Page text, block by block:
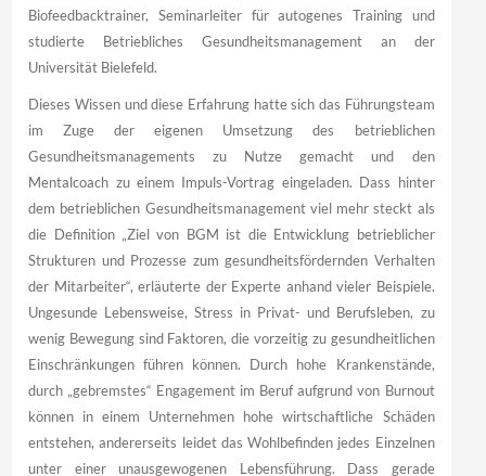
Biofeedbacktrainer, Seminarleiter für autogenes Training und
studierte Betriebliches Gesundheitsmanagement an der
Universität Bielefeld.
Dieses Wissen und diese Erfahrung hatte sich das Führungsteam
im Zuge der eigenen Umsetzung des betrieblichen
Gesundheitsmanagements zu Nutze gemacht und den
Mentalcoach zu einem Impuls-Vortrag eingeladen. Dass hinter
dem betrieblichen Gesundheitsmanagement viel mehr steckt als
die Definition „Ziel von BGM ist die Entwicklung betrieblicher
Strukturen und Prozesse zum gesundheitsfördernden Verhalten
der Mitarbeiter“, erläuterte der Experte anhand vieler Beispiele.
Ungesunde Lebensweise, Stress in Privat- und Berufsleben, zu
wenig Bewegung sind Faktoren, die vorzeitig zu gesundheitlichen
Einschränkungen führen können. Durch hohe Krankenstände,
durch „gebremstes“ Engagement im Beruf aufgrund von Burnout
können in einem Unternehmen hohe wirtschaftliche Schäden
entstehen, andererseits leidet das Wohlbefinden jedes Einzelnen
unter einer unausgewogenen Lebensführung. Dass gerade